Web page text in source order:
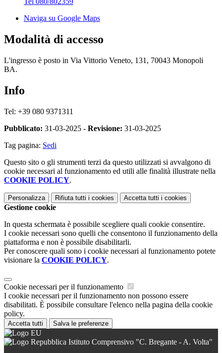
Naviga su Google Maps
Modalità di accesso
L'ingresso è posto in Via Vittorio Veneto, 131, 70043 Monopoli
BA.
Info
Tel: +39 080 9371311
Pubblicato: 31-03-2025 - Revisione: 31-03-2025
Tag pagina: Sedi
Questo sito o gli strumenti terzi da questo utilizzati si avvalgono di
cookie necessari al funzionamento ed utili alle finalità illustrate nella
COOKIE POLICY.
Personalizza Rifiuta tutti i cookies Accetta tutti i cookies
Gestione cookie
In questa schermata è possibile scegliere quali cookie consentire.
I cookie necessari sono quelli che consentono il funzionamento della
piattaforma e non è possibile disabilitarli.
Per conoscere quali sono i cookie necessari al funzionamento potete
visionare la COOKIE POLICY.
Cookie necessari per il funzionamento
I cookie necessari per il funzionamento non possono essere
disabilitati. È possibile consultare l'elenco nella pagina della cookie
policy.
Accetta tutti Salva le preferenze
Istituto Comprensivo "C. Bregante - A. Volta"